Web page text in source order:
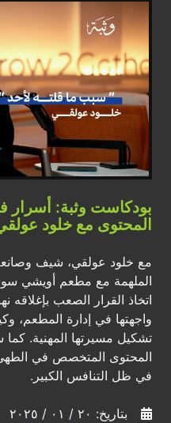
بودكاست وثبة: أسرار
المحتوى مع خلود
مع خلود عولقي، شيف
الملهمة مع مطعم أويشي
اتخاذ القرار الصعب بإغلاقه
واجهتها في إدارة المطعم،
تشكيل مسيرتها المهنية.
المحتوى المتخصص في
في ظل التنافس الكبير.
بتاريخ: ٢٠ / ٠١ / ٢٠٢٥